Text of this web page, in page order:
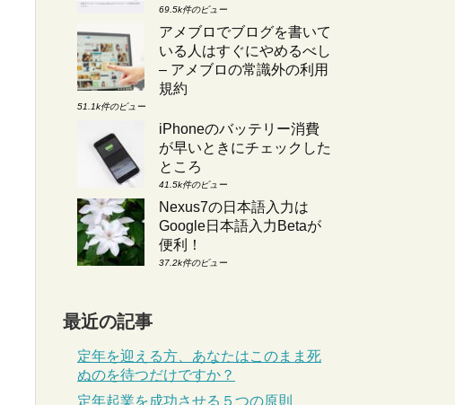
69.5k件のビュー
アメブロでブログを書いて
いる人はすぐにやめるべし
– アメブロの常識外の利用
規約
51.1k件のビュー
iPhoneのバッテリー消費
が早いときにチェックした
ところ
41.5k件のビュー
Nexus7の日本語入力は
Google日本語入力Betaが
便利！
37.2k件のビュー
最近の記事
定年を迎える方、あなたはこのまま死
ぬのを待つだけですか？
定年起業を成功させる５つの原則